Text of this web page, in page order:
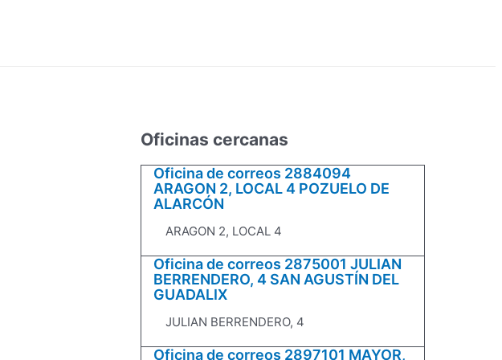
Oficinas cercanas
Oficina de correos 2884094
ARAGON 2, LOCAL 4 POZUELO DE
ALARCÓN
ARAGON 2, LOCAL 4
Oficina de correos 2875001 JULIAN
BERRENDERO, 4 SAN AGUSTÍN DEL
GUADALIX
JULIAN BERRENDERO, 4
Oficina de correos 2897101 MAYOR,